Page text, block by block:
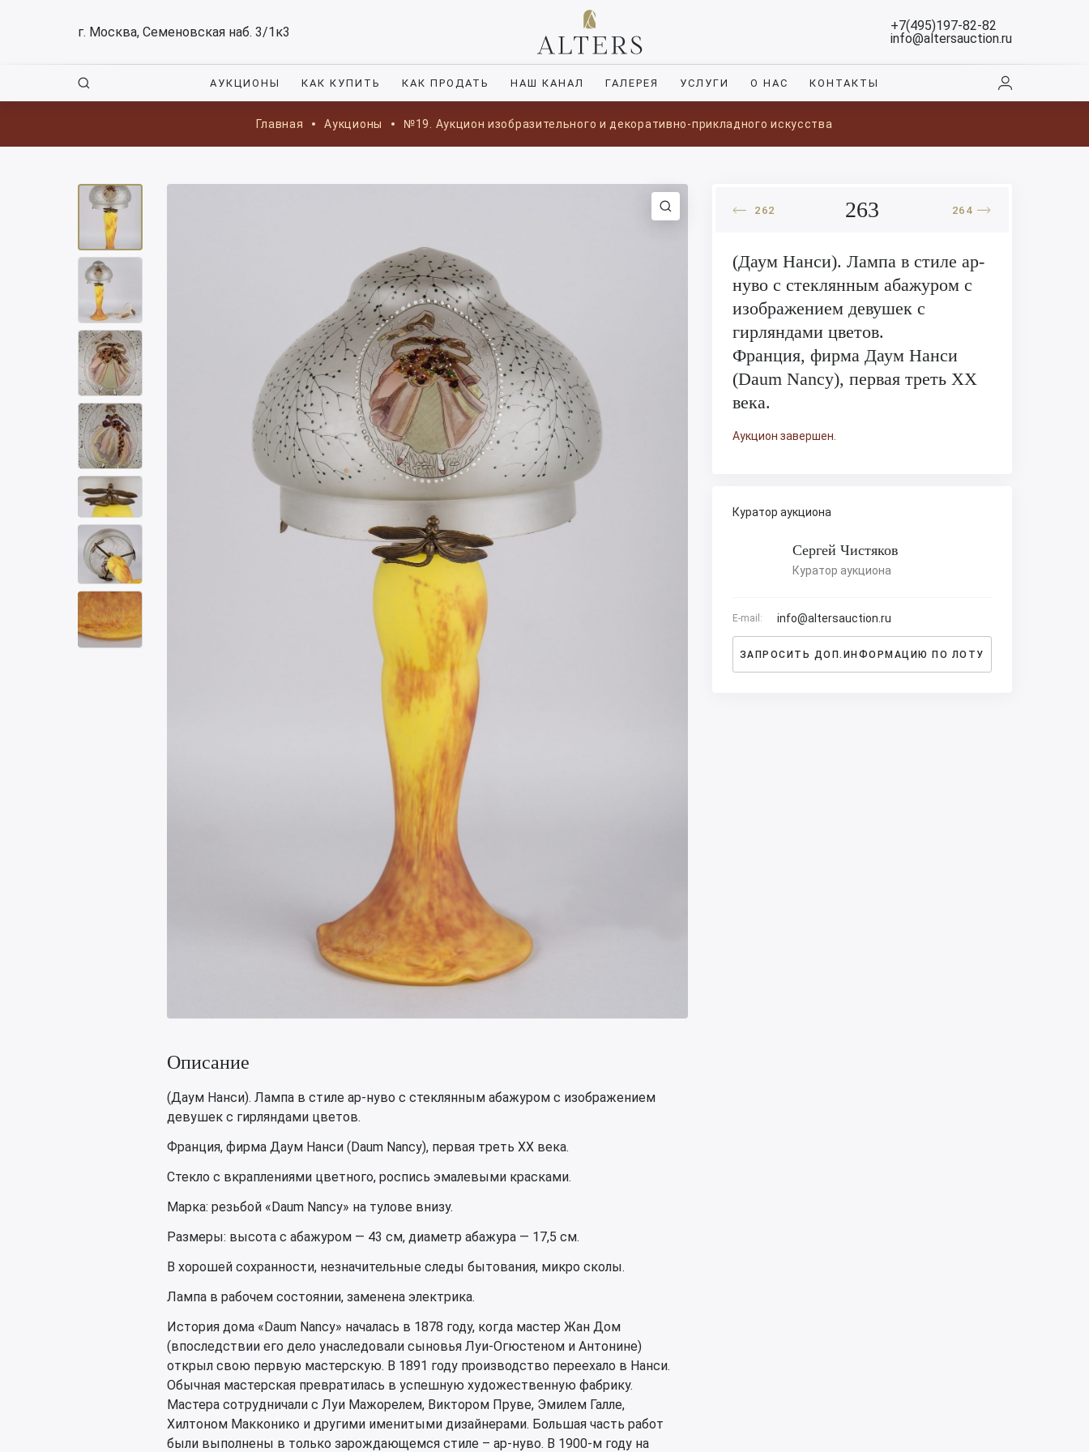
г. Москва, Семеновская наб. 3/1к3
+7(495)197-82-82
info@altersauction.ru
АУКЦИОНЫ КАК КУПИТЬ КАК ПРОДАТЬ НАШ КАНАЛ ГАЛЕРЕЯ УСЛУГИ О НАС КОНТАКТЫ
Главная Аукционы №19. Аукцион изобразительного и декоративно-прикладного искусства
Описание
(Даум Нанси). Лампа в стиле ар-нуво с стеклянным абажуром с изображением
девушек с гирляндами цветов.
Франция, фирма Даум Нанси (Daum Nancy), первая треть ХХ века.
Стекло с вкраплениями цветного, роспись эмалевыми красками.
Марка: резьбой «Daum Nancy» на тулове внизу.
Размеры: высота с абажуром — 43 см, диаметр абажура — 17,5 см.
В хорошей сохранности, незначительные следы бытования, микро сколы.
Лампа в рабочем состоянии, заменена электрика.
История дома «Daum Nancy» началась в 1878 году, когда мастер Жан Дом
(впоследствии его дело унаследовали сыновья Луи-Огюстеном и Антонине)
открыл свою первую мастерскую. В 1891 году производство переехало в Нанси.
Обычная мастерская превратилась в успешную художественную фабрику.
Мастера сотрудничали с Луи Мажорелем, Виктором Пруве, Эмилем Галле,
Хилтоном Макконико и другими именитыми дизайнерами. Большая часть работ
были выполнены в только зарождающемся стиле – ар-нуво. В 1900-м году на
262 263 264
(Даум Нанси). Лампа в стиле ар-
нуво с стеклянным абажуром с
изображением девушек с
гирляндами цветов.
Франция, фирма Даум Нанси
(Daum Nancy), первая треть ХХ
века.
Аукцион завершен.
Куратор аукциона
Сергей Чистяков
Куратор аукциона
E-mail: info@altersauction.ru
ЗАПРОСИТЬ ДОП.ИНФОРМАЦИЮ ПО ЛОТУ